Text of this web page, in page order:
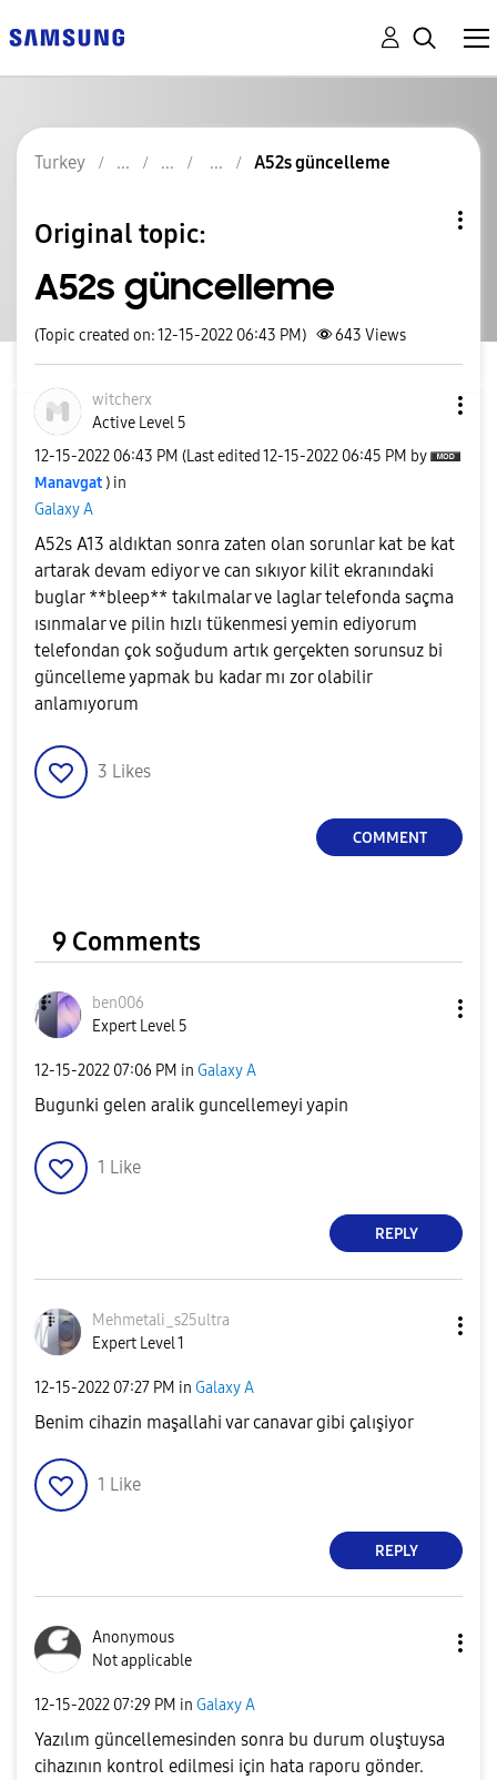
Turkey A52s güncelleme
Original topic:
A52s güncelleme
(Topic created on: 12-15-2022 06:43 PM) 643 Views
witcherx
Active Level 5
‎12-15-2022 06:43 PM (Last edited ‎12-15-2022 06:45 PM by
Manavgat ) in
Galaxy A
A52s A13 aldıktan sonra zaten olan sorunlar kat be kat
artarak devam ediyor ve can sıkıyor kilit ekranındaki
buglar **bleep** takılmalar ve laglar telefonda saçma
ısınmalar ve pilin hızlı tükenmesi yemin ediyorum
telefondan çok soğudum artık gerçekten sorunsuz bi
güncelleme yapmak bu kadar mı zor olabilir
anlamıyorum
3 Likes
COMMENT
9 Comments
ben006
Expert Level 5
‎12-15-2022 07:06 PM in Galaxy A
Bugunki gelen aralik guncellemeyi yapin
1 Like
REPLY
Mehmetali_s25ultra
Expert Level 1
‎12-15-2022 07:27 PM in Galaxy A
Benim cihazin maşallahi var canavar gibi çalışiyor
1 Like
REPLY
Anonymous
Not applicable
‎12-15-2022 07:29 PM in Galaxy A
Yazılım güncellemesinden sonra bu durum oluştuysa
cihazının kontrol edilmesi için hata raporu gönder.